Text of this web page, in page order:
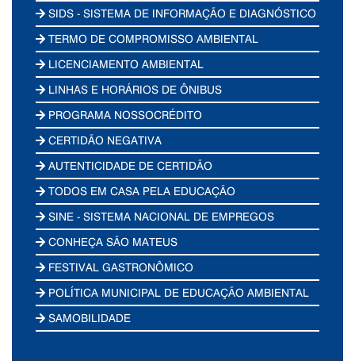
SIDS - SISTEMA DE INFORMAÇÃO E DIAGNÓSTICO
TERMO DE COMPROMISSO AMBIENTAL
LICENCIAMENTO AMBIENTAL
LINHAS E HORÁRIOS DE ÔNIBUS
PROGRAMA NOSSOCRÉDITO
CERTIDÃO NEGATIVA
AUTENTICIDADE DE CERTIDÃO
TODOS EM CASA PELA EDUCAÇÃO
SINE - SISTEMA NACIONAL DE EMPREGOS
CONHEÇA SÃO MATEUS
FESTIVAL GASTRONÔMICO
POLÍTICA MUNICIPAL DE EDUCAÇÃO AMBIENTAL
SAMOBILIDADE